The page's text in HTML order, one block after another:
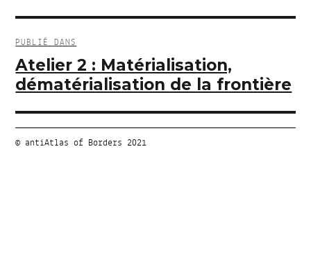
Navigation
de
l’article
PUBLIÉ DANS
Atelier 2 : Matérialisation,
dématérialisation de la frontière
© antiAtlas of Borders 2021